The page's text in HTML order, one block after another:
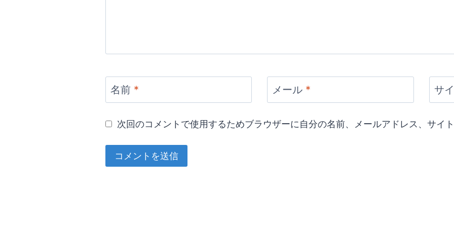
名前 * メール * サ
次回のコメントで使用するためブラウザーに自分の名前、メールアドレス、サイト